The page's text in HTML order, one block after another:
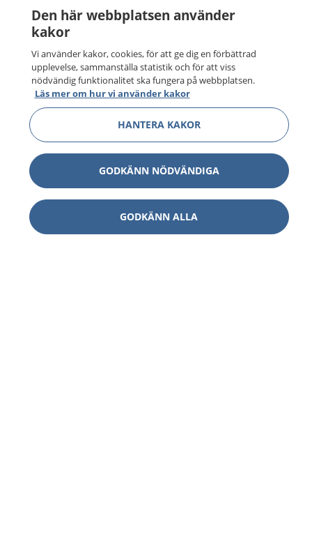
Den här webbplatsen använder
kakor
Vi använder kakor, cookies, för att ge dig en förbättrad
upplevelse, sammanställa statistik och för att viss
nödvändig funktionalitet ska fungera på webbplatsen.
Läs mer om hur vi använder kakor
HANTERA KAKOR
GODKÄNN NÖDVÄNDIGA
GODKÄNN ALLA